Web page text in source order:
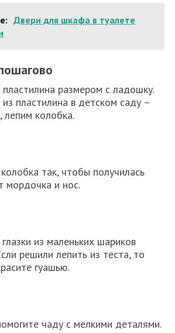
Двери для шкафа в туалете
размером с ладошку.
пластилина в детском саду –
лепим колобка.
так, чтобы получилась
мордочка и нос.
из маленьких шариков
решили лепить из теста, то
гуашью.
чаду с мелкими деталями.